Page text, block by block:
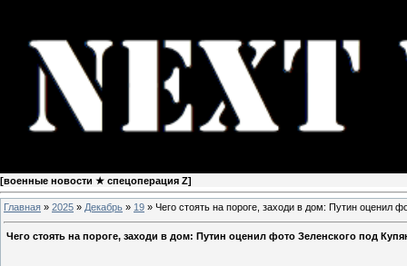
[военные новости ★ спецоперация Z]
Главная » 2025 » Декабрь » 19 » Чего стоять на пороге, заходи в дом: Путин оценил
Чего стоять на пороге, заходи в дом: Путин оценил фото Зеленского под